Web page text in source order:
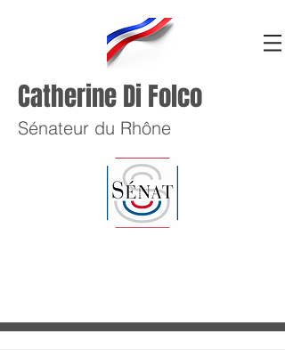
Catherine Di Folco
Sénateur du Rhône